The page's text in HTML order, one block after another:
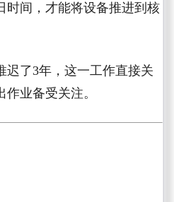
间，才能将设备推进到核
了3年，这一工作直接关
业备受关注。